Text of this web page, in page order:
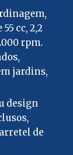
cc, 2,2
rpm.
jardins,
design
de